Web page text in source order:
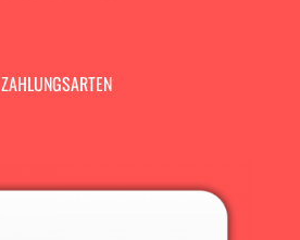
ZAHLUNGSARTEN